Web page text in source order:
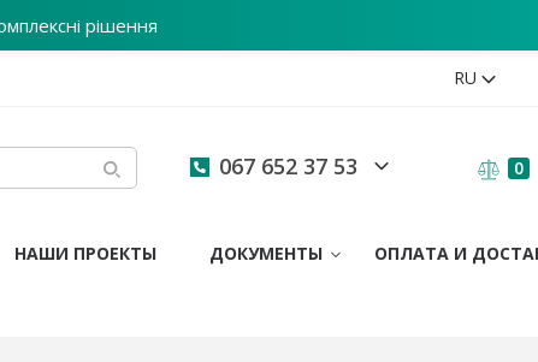
рішення
RU
067 652 37 53 0
НАШИ ПРОЕКТЫ ДОКУМЕНТЫ ОПЛАТА И